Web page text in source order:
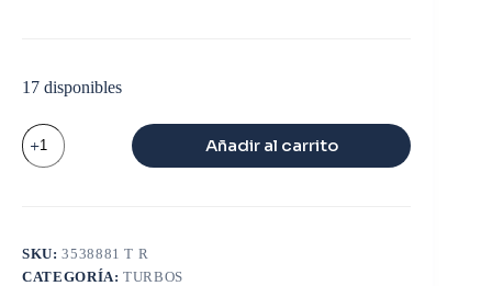
17 disponibles
TURBO
6BT
cantidad
Añadir al carrito
SKU:3538881 T R
CATEGORÍA:TURBOS